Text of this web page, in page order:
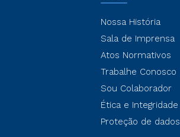
Nossa História
Sala de Imprensa
Atos Normativos
Trabalhe Conosco
Sou Colaborador
Ética e Integridade
Proteção de dados